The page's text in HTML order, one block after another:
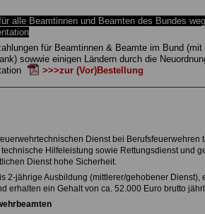
alle Beamtinnen und Beamten des Bundes
für Beamtinnen & Beamte im Bund (mit
sowwie einigen Ländern durch die
>>>zur (Vor)Bestellung
Dienst bei Berufsfeuerwehren
Hilfeleistung sowie Rettungsdienst und
Dienst hohe Sicherheit.
2-jährige Ausbildung (mittlerer/gehobener Dienst),
erhalten ein Gehalt von ca. 52.000 Euro brutto